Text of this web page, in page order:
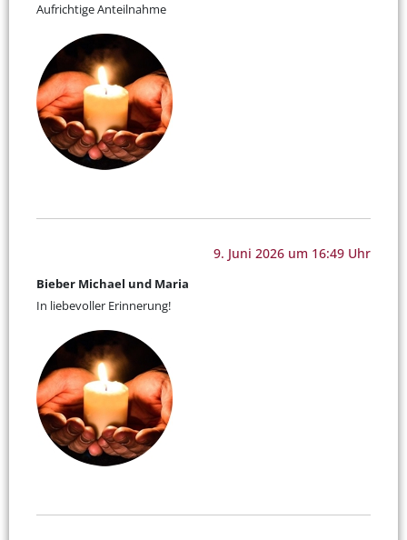
Aufrichtige Anteilnahme
9. Juni 2026 um 16:49 Uhr
Bieber Michael und Maria
In liebevoller Erinnerung!